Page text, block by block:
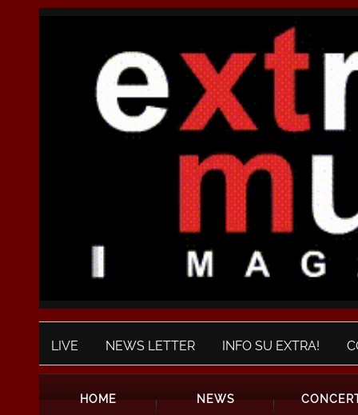
LIVE NEWS LETTER INFO SU EXTRA!
HOME NEWS